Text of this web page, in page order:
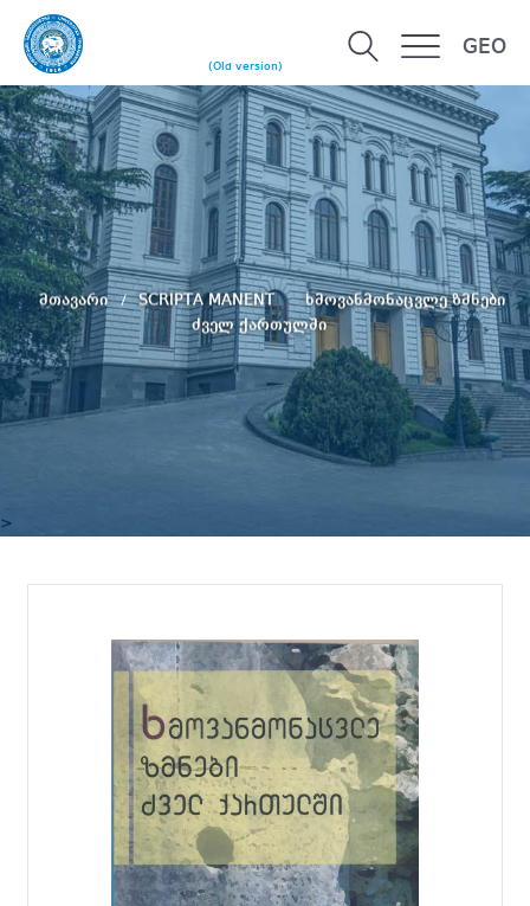
(Old version)
GEO
>
მთავარი SCRIPTA MANENT
ხმოვანმონაცვლე ზმნები
ძველ ქართულში